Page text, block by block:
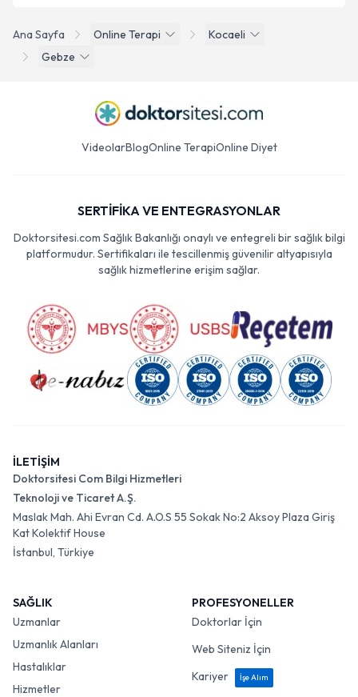
Ana Sayfa Online Terapi
Kocaeli
Gebze
VideolarBlogOnline TerapiOnline Diyet
SERTİFİKA VE ENTEGRASYONLAR
Doktorsitesi.com Sağlık Bakanlığı onaylı ve entegreli bir sağlık bilgi
platformudur. Sertifikaları ile tescillenmiş güvenilir altyapısıyla
sağlık hizmetlerine erişim sağlar.
İLETİŞİM
Doktorsitesi Com Bilgi Hizmetleri
Teknoloji ve Ticaret A.Ş.
Maslak Mah. Ahi Evran Cd. A.O.S 55 Sokak No:2 Aksoy Plaza Giriş
Kat Kolektif House
İstanbul, Türkiye
SAĞLIK
Uzmanlar
Uzmanlık Alanları
Hastalıklar
Hizmetler
PROFESYONELLER
Doktorlar İçin
Web Siteniz İçin
Kariyer
İşe Alım